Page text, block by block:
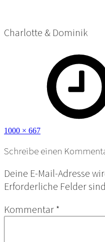
Charlotte & Dominik
1000 × 667
Schreibe einen
Deine E-Mail-Adresse
Erforderliche Felder
Kommentar*